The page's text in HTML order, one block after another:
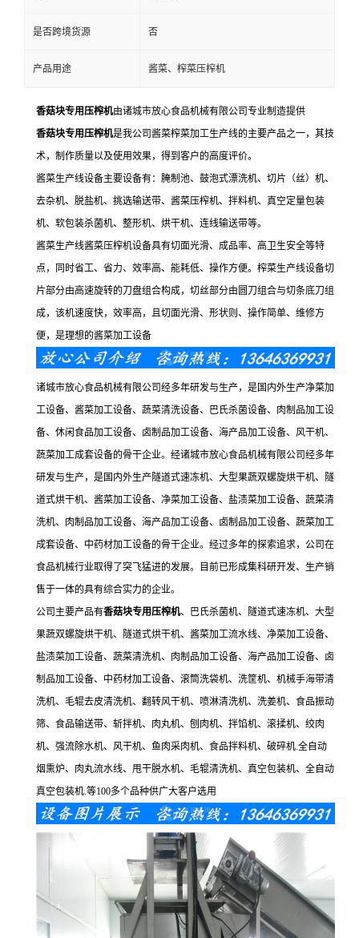
是否跨境货源 否
产品用途 酱菜、榨菜压榨机
香菇块专用压榨机由诸城市放心食品机械有限公司专业制造提供
香菇块专用压榨机是我公司酱菜榨菜加工生产线的主要产品之一，其技
术，制作质量以及使用效果，得到客户的高度评价。
酱菜生产线设备主要设备有：腌制池、鼓泡式漂洗机、切片（丝）机、
去杂机、脱盐机、挑选输送带、酱菜压榨机、拌料机、真空定量包装
机、软包装杀菌机、整形机、烘干机、连线输送带等。
酱菜生产线酱菜压榨机设备具有切面光滑、成品率、高卫生安全等特
点，同时省工、省力、效率高、能耗低、操作方便。榨菜生产线设备切
片部分由高速旋转的刀盘组合构成，切丝部分由圆刀组合与切条底刀组
成，该机速度快，效率高，且切面光滑、形状则、操作简单、维修方
便，是理想的酱菜加工设备
诸城市放心食品机械有限公司经多年研发与生产，是国内外生产净菜加
工设备、酱菜加工设备、蔬菜清洗设备、巴氏杀菌设备、肉制品加工设
备、休闲食品加工设备、卤制品加工设备、海产品加工设备、风干机、
蔬菜加工成套设备的骨干企业。经诸城市放心食品机械有限公司经多年
研发与生产，是国内外生产隧道式速冻机、大型果蔬双螺旋烘干机、隧
道式烘干机、酱菜加工设备、净菜加工设备、盐渍菜加工设备、蔬菜清
洗机、肉制品加工设备、海产品加工设备、卤制品加工设备、蔬菜加工
成套设备、中药材加工设备的骨干企业。经过多年的探索追求，公司在
食品机械行业取得了突飞猛进的发展。目前已形成集科研开发、生产销
售于一体的具有综合实力的企业。
公司主要产品有香菇块专用压榨机、巴氏杀菌机、隧道式速冻机、大型
果蔬双螺旋烘干机、隧道式烘干机、酱菜加工流水线、净菜加工设备、
盐渍菜加工设备、蔬菜清洗机、肉制品加工设备、海产品加工设备、卤
制品加工设备、中药材加工设备、滚筒洗袋机、洗筐机、机械手海带清
洗机、毛辊去皮清洗机、翻转风干机、喷淋清洗机、洗姜机、食品振动
筛、食品输送带、斩拌机、肉丸机、刨肉机、拌馅机、滚揉机、绞肉
机、强流除水机、风干机、鱼肉采肉机、食品拌料机、破碎机.全自动
烟熏炉、肉丸流水线、甩干脱水机、毛辊清洗机、真空包装机、全自动
真空包装机.等100多个品种供广大客户选用